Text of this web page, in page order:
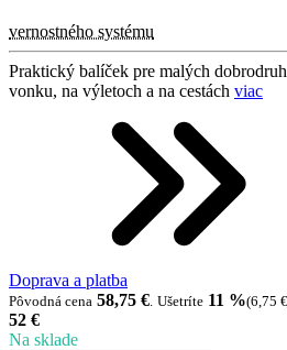
vernostného systému
Praktický balíček pre malých
vonku, na výletoch a na cestách viac
Doprava a platba
Pôvodná cena 58,75 € Ušetríte 11 %(6,75
52 €
Na sklade